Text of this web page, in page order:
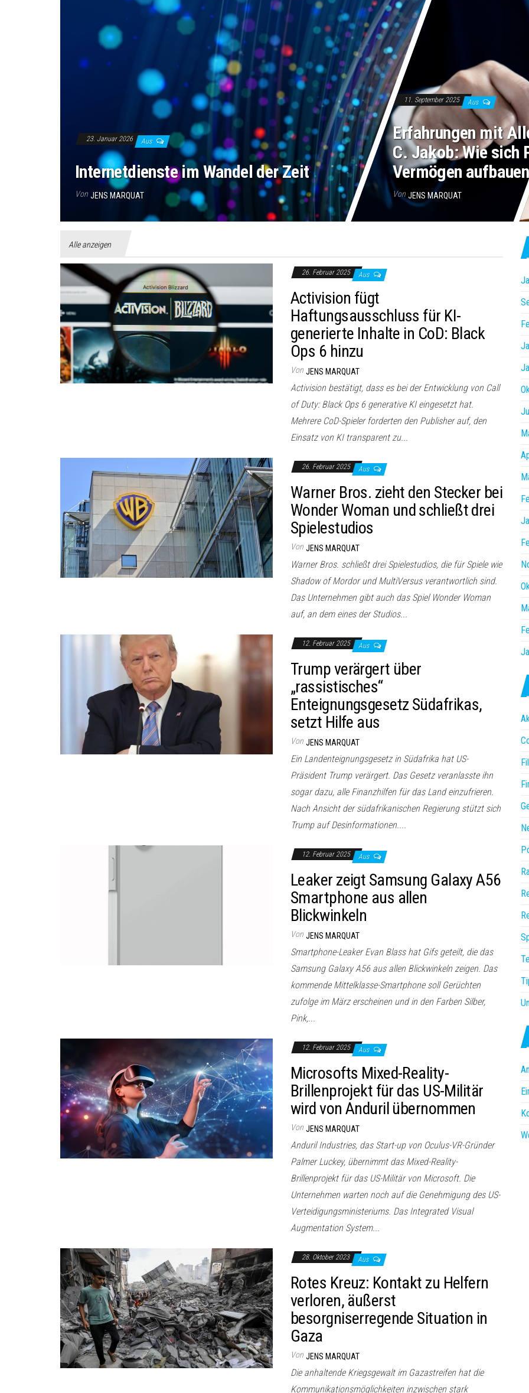
23. Januar 2026 Aus
Internetdienste im Wandel der Zeit
Von JENS MARQUAT
11. September 2025 Aus
Erfahrungen mit
C. Jakob: Wie sich
Vermögen aufbauen
Von JENS MARQUAT
Alle anzeigen
26. Februar 2025 Aus
Activision fügt
Haftungsausschluss für KI-
generierte Inhalte in CoD: Black
Ops 6 hinzu
Von JENS MARQUAT
Activision bestätigt, dass es bei der Entwicklung von Call
of Duty: Black Ops 6 generative KI eingesetzt hat.
Mehrere CoD-Spieler forderten den Publisher auf, den
Einsatz von KI transparent zu...
26. Februar 2025 Aus
Warner Bros. zieht den Stecker bei
Wonder Woman und schließt drei
Spielestudios
Von JENS MARQUAT
Warner Bros. schließt drei Spielestudios, die für Spiele wie
Shadow of Mordor und MultiVersus verantwortlich sind.
Das Unternehmen gibt auch das Spiel Wonder Woman
auf, an dem eines der Studios...
12. Februar 2025 Aus
Trump verärgert über
„rassistisches“
Enteignungsgesetz Südafrikas,
setzt Hilfe aus
Von JENS MARQUAT
Ein Landenteignungsgesetz in Südafrika hat US-
Präsident Trump verärgert. Das Gesetz veranlasste ihn
sogar dazu, alle Finanzhilfen für das Land einzufrieren.
Nach Ansicht der südafrikanischen Regierung stützt sich
Trump auf Desinformationen....
12. Februar 2025 Aus
Leaker zeigt Samsung Galaxy A56
Smartphone aus allen
Blickwinkeln
Von JENS MARQUAT
Smartphone-Leaker Evan Blass hat Gifs geteilt, die das
Samsung Galaxy A56 aus allen Blickwinkeln zeigen. Das
kommende Mittelklasse-Smartphone soll Gerüchten
zufolge im März erscheinen und in den Farben Silber,
Pink,...
12. Februar 2025 Aus
Microsofts Mixed-Reality-
Brillenprojekt für das US-Militär
wird von Anduril übernommen
Von JENS MARQUAT
Anduril Industries, das Start-up von Oculus-VR-Gründer
Palmer Luckey, übernimmt das Mixed-Reality-
Brillenprojekt für das US-Militär von Microsoft. Die
Unternehmen warten noch auf die Genehmigung des US-
Verteidigungsministeriums. Das Integrated Visual
Augmentation System...
28. Oktober 2023 Aus
Rotes Kreuz: Kontakt zu Helfern
verloren, äußerst
besorgniserregende Situation in
Gaza
Von JENS MARQUAT
Die anhaltende Kriegsgewalt im Gazastreifen hat die
Kommunikationsmöglichkeiten inzwischen stark